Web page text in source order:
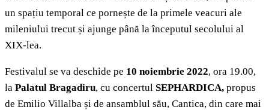
un spațiu temporal ce pornește de la primele veacuri ale
mileniului trecut și ajunge până la începutul secolului al
XIX-lea.
Festivalul se va deschide pe 10 noiembrie 2022, ora 19.00,
la Palatul Bragadiru, cu concertul SEPHARDICA, propus
de Emilio Villalba și de ansamblul său, Cantica, din care mai